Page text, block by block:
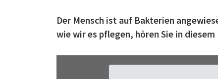
Der Mensch ist auf Bakterien
wie wir es pflegen, hören Sie in